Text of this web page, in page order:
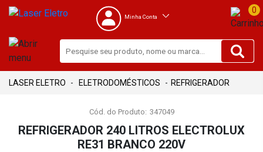
Minha Conta
0
ELETRODOMÉSTICOS REFRIGERADOR
Cód. do Produto: 347049
REFRIGERADOR 240 LITROS ELECTROLUX
RE31 BRANCO 220V